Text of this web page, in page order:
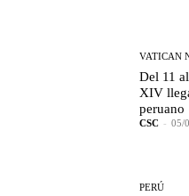
VATICAN
Del 11
XIV
peruano
CSC - 05/
PERÚ